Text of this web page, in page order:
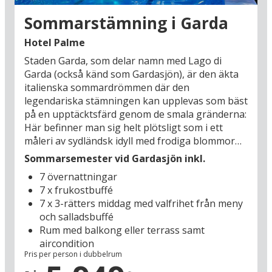
Sommarstämning i Garda
Hotel Palme
Staden Garda, som delar namn med Lago di
Garda (också känd som Gardasjön), är den äkta
italienska sommardrömmen där den
legendariska stämningen kan upplevas som bäst
på en upptäcktsfärd genom de smala gränderna:
Här befinner man sig helt plötsligt som i ett
måleri av sydländsk idyll med frodiga blommor
som växer ymnigt över murar och fasader,
vackra patinerade pastellfärgade fönsterkarmar
och så de karakteristiska röda tegeltaken. Hotel
Palme ligger i hjärtat av staden Garda, i utkanten
av Gamla stan, och det är endast 500 meter till
Gardasjön - en perfekt semesterbas om
belägenheten är det du sätter främst.
Hotellet är ett charmigt äldre turistklasshotell
Sommarsemester vid Gardasjön inkl.
7 övernattningar
7 x frukostbuffé
7 x 3-rätters middag med valfrihet från meny
och salladsbuffé
Rum med balkong eller terrass samt
aircondition
Pris per person i dubbelrum